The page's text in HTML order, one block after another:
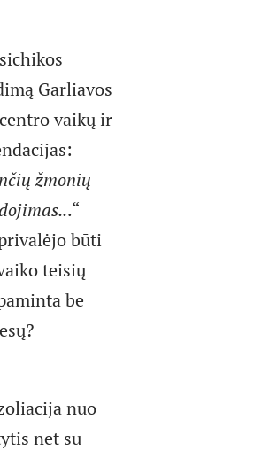
Garliavos
vaikų ir
žmonių
.“
būti
teisių
be
nuo
net su